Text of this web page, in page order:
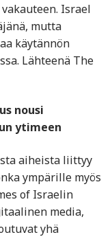
Israel
mutta
käytännön
Lähteenä The
nousi
ytimeen
aiheista liittyy
ympärille myös
of Israelin
media,
yhä